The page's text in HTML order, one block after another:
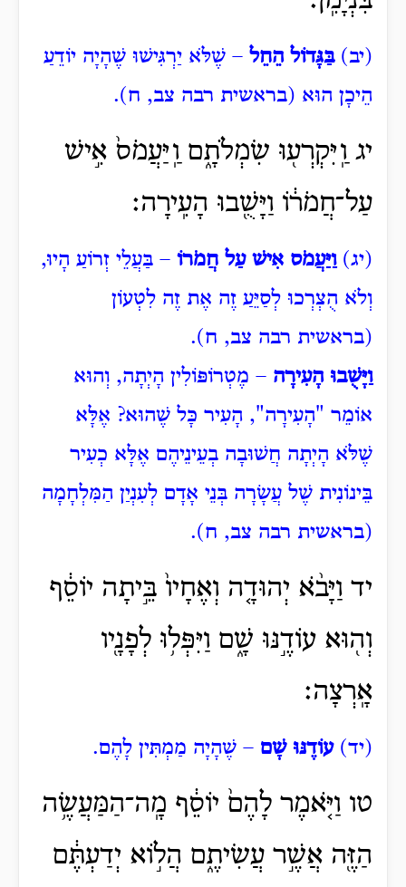
(יב)בַּגָּדוֹל הֵחֵל – שֶׁלֹּא יַרְגִּישׁוּ שֶׁהָיָה יוֹדֵעַ
הֵיכָן הוּא (בראשית רבה צב, ח).
יג וַֽיִּקְרְע֖וּ שִׂמְלֹתָ֑ם וַֽיַּעֲמֹס֙ אִ֣ישׁ
עַל־חֲמֹר֔וֹ וַיָּשֻׁ֖בוּ הָעִֽירָה׃
(יג)וַיַּעֲמֹס אִישׁ עַל חֲמֹרוֹ – בַּעֲלֵי זְרוֹעַ הָיוּ,
וְלֹא הֻצְרְכוּ לְסַיֵּעַ זֶה אֶת זֶה לִטְעוֹן
(בראשית רבה צב, ח).
וַיָּשֻׁבוּ הָעִירָה – מֶטְרוֹפּוֹלִין הָיְתָה, וְהוּא
אוֹמֵר "הָעִירָה", הָעִיר כָּל שֶׁהוּא? אֶלָּא
שֶׁלֹּא הָיְתָה חֲשׁוּבָה בְעֵינֵיהֶם אֶלָּא כְעִיר
בֵּינוֹנִית שֶׁל עֲשָׂרָה בְּנֵי אָדָם לְעִנְיַן הַמִּלְחָמָה
(בראשית רבה צב, ח).
יד וַיָּבֹ֨א יְהוּדָ֤ה וְאֶחָיו֙ בֵּ֣יתָה יוֹסֵ֔ף
וְה֖וּא עוֹדֶ֣נּוּ שָׁ֑ם וַיִּפְּל֥וּ לְפָנָ֖יו
אָֽרְצָה׃
(יד)עוֹדֶנּוּ שָׁם – שֶׁהָיָה מַמְתִּין לָהֶם.
טו וַיֹּ֤אמֶר לָהֶם֙ יוֹסֵ֔ף מָֽה־הַמַּעֲשֶׂ֥ה
הַזֶּ֖ה אֲשֶׁ֣ר עֲשִׂיתֶ֑ם הֲל֣וֹא יְדַעְתֶּ֔ם